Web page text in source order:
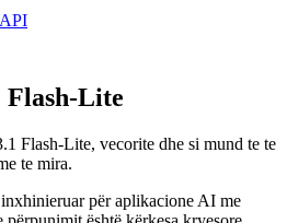
Flash-Lite
Flash-Lite, vecorite dhe si mund te te
te mira.
për aplikacione AI me